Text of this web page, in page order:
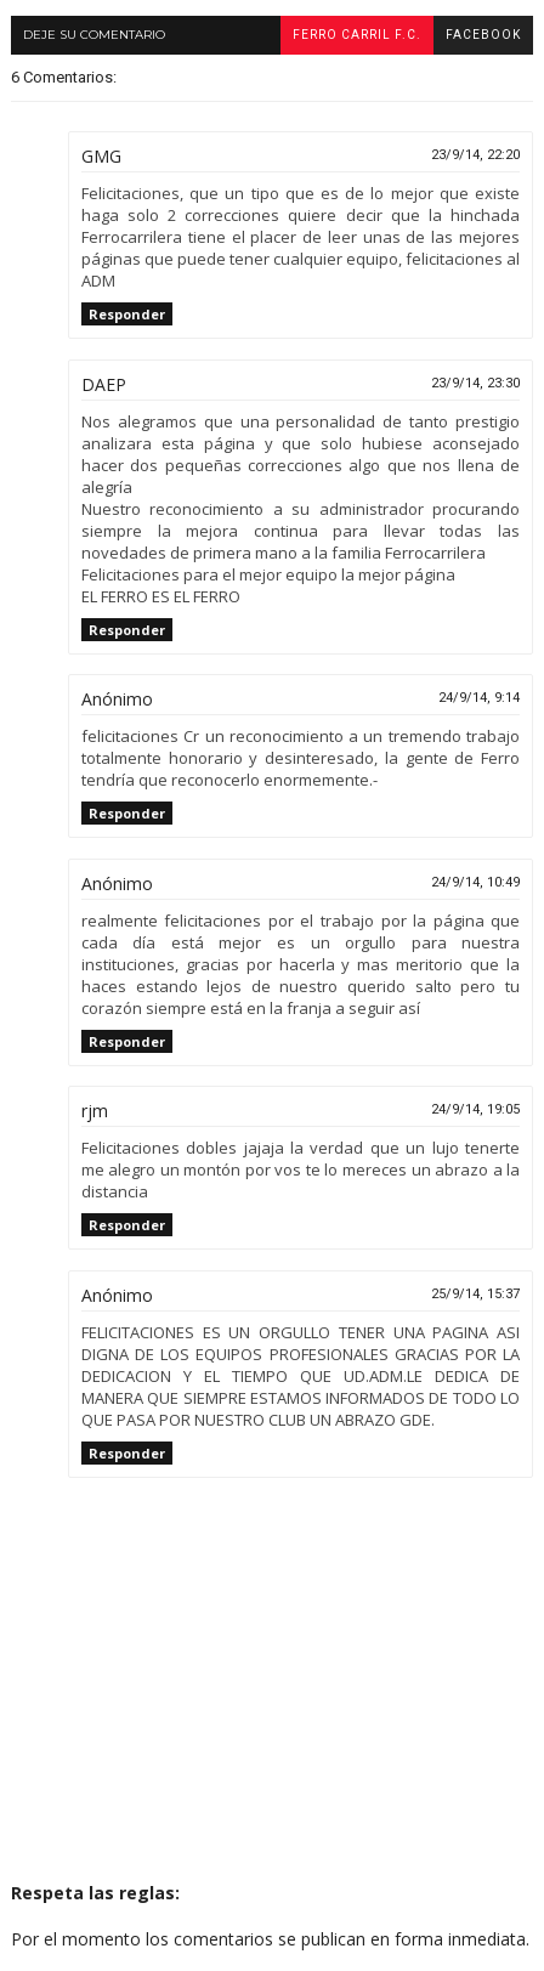
DEJE SU COMENTARIO FERRO CARRIL F.C. FACEBOOK
6 Comentarios:
GMG 23/9/14, 22:20
Felicitaciones, que un tipo que es de lo mejor que existe
haga solo 2 correcciones quiere decir que la hinchada
Ferrocarrilera tiene el placer de leer unas de las mejores
páginas que puede tener cualquier equipo, felicitaciones al
ADM
Responder
DAEP 23/9/14, 23:30
Nos alegramos que una personalidad de tanto prestigio
analizara esta página y que solo hubiese aconsejado
hacer dos pequeñas correcciones algo que nos llena de
alegría
Nuestro reconocimiento a su administrador procurando
siempre la mejora continua para llevar todas las
novedades de primera mano a la familia Ferrocarrilera
Felicitaciones para el mejor equipo la mejor página
EL FERRO ES EL FERRO
Responder
Anónimo 24/9/14, 9:14
felicitaciones Cr un reconocimiento a un tremendo trabajo
totalmente honorario y desinteresado, la gente de Ferro
tendría que reconocerlo enormemente.-
Responder
Anónimo 24/9/14, 10:49
realmente felicitaciones por el trabajo por la página que
cada día está mejor es un orgullo para nuestra
instituciones, gracias por hacerla y mas meritorio que la
haces estando lejos de nuestro querido salto pero tu
corazón siempre está en la franja a seguir así
Responder
rjm 24/9/14, 19:05
Felicitaciones dobles jajaja la verdad que un lujo tenerte
me alegro un montón por vos te lo mereces un abrazo a la
distancia
Responder
Anónimo 25/9/14, 15:37
FELICITACIONES ES UN ORGULLO TENER UNA PAGINA ASI
DIGNA DE LOS EQUIPOS PROFESIONALES GRACIAS POR LA
DEDICACION Y EL TIEMPO QUE UD.ADM.LE DEDICA DE
MANERA QUE SIEMPRE ESTAMOS INFORMADOS DE TODO LO
QUE PASA POR NUESTRO CLUB UN ABRAZO GDE.
Responder
Respeta las reglas:
Por el momento los comentarios se publican en forma inmediata.